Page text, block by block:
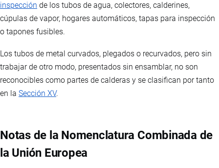
inspección de los tubos de agua, colectores, calderines,
cúpulas de vapor, hogares automáticos, tapas para inspección
o tapones fusibles.
Los tubos de metal curvados, plegados o recurvados, pero sin
trabajar de otro modo, presentados sin ensamblar, no son
reconocibles como partes de calderas y se clasifican por tanto
en la Sección XV.
Notas de la Nomenclatura Combinada de
la Unión Europea